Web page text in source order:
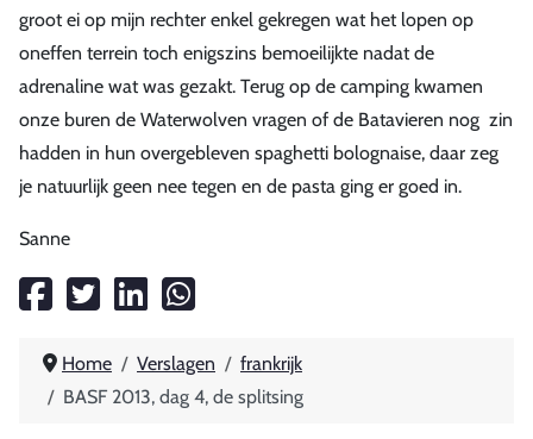
groot ei op mijn rechter enkel gekregen wat het lopen op
oneffen terrein toch enigszins bemoeilijkte nadat de
adrenaline wat was gezakt. Terug op de camping kwamen
onze buren de Waterwolven vragen of de Batavieren nog zin
hadden in hun overgebleven spaghetti bolognaise, daar zeg
je natuurlijk geen nee tegen en de pasta ging er goed in.
Sanne
Home Verslagen
frankrijk
BASF 2013, dag 4, de splitsing